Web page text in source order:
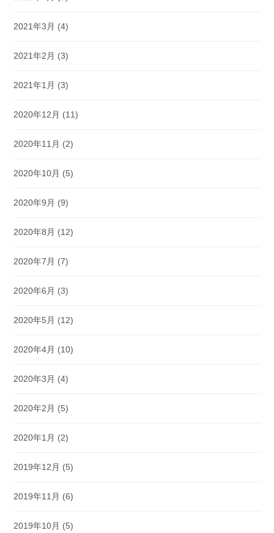
2021年3月 (4)
2021年2月 (3)
2021年1月 (3)
2020年12月 (11)
2020年11月 (2)
2020年10月 (5)
2020年9月 (9)
2020年8月 (12)
2020年7月 (7)
2020年6月 (3)
2020年5月 (12)
2020年4月 (10)
2020年3月 (4)
2020年2月 (5)
2020年1月 (2)
2019年12月 (5)
2019年11月 (6)
2019年10月 (5)